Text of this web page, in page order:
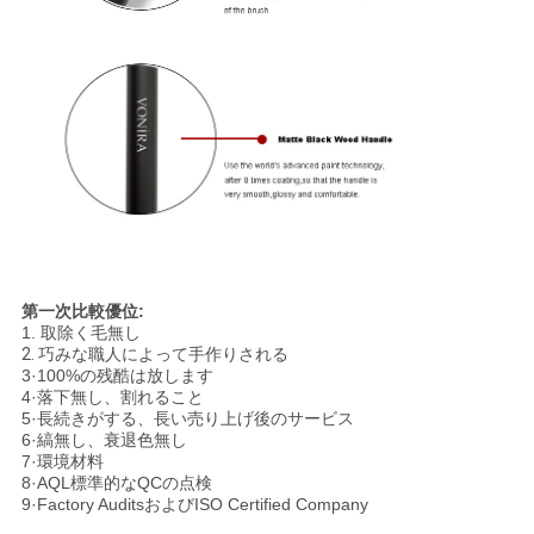
第一次比較優位:
1. 取除く毛無し
2. 巧みな職人によって手作りされる
3·100%の残酷は放します
4·落下無し、割れること
5·長続きがする、長い売り上げ後のサービス
6·縞無し、衰退色無し
7·環境材料
8·AQL標準的なQCの点検
9·Factory AuditsおよびISO Certified Company